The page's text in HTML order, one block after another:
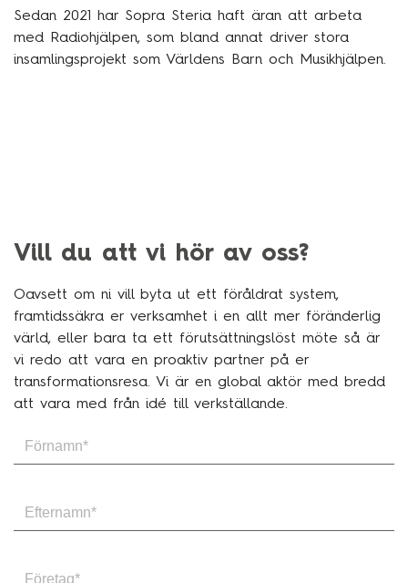
Sedan 2021 har Sopra Steria haft äran att arbeta
med Radiohjälpen, som bland annat driver stora
insamlingsprojekt som Världens Barn och Musikhjälpen.
Vill du att vi hör av oss?
Oavsett om ni vill byta ut ett föråldrat system,
framtidssäkra er verksamhet i en allt mer föränderlig
värld, eller bara ta ett förutsättningslöst möte så är
vi redo att vara en proaktiv partner på er
transformationsresa. Vi är en global aktör med bredd
att vara med från idé till verkställande.